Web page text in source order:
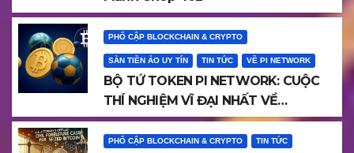
PHỔ CẬP BLOCKCHAIN & CRYPTO
SÀN TIỀN ẢO UY TÍN TIN TỨC VỀ PI NETWORK
BỘ TỨ TOKEN PI NETWORK: CUỘC
THÍ NGHIỆM VĨ ĐẠI NHẤT VỀ
BLOCKCHAIN THẬT – NGƯỜI THẬT –
GIÁ TRỊ THẬT
PHỔ CẬP BLOCKCHAIN & CRYPTO TIN TỨC